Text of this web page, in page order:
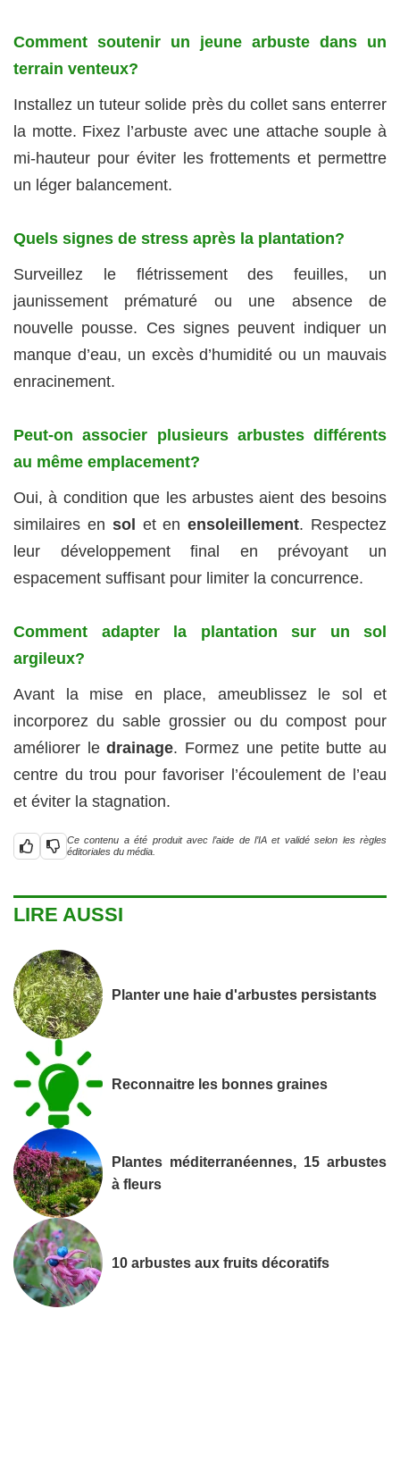
Comment soutenir un jeune arbuste dans un
terrain venteux?
Installez un tuteur solide près du collet sans enterrer
la motte. Fixez l’arbuste avec une attache souple à
mi-hauteur pour éviter les frottements et permettre
un léger balancement.
Quels signes de stress après la plantation?
Surveillez le flétrissement des feuilles, un
jaunissement prématuré ou une absence de
nouvelle pousse. Ces signes peuvent indiquer un
manque d’eau, un excès d’humidité ou un mauvais
enracinement.
Peut-on associer plusieurs arbustes différents
au même emplacement?
Oui, à condition que les arbustes aient des besoins
similaires en sol et enensoleillement. Respectez
leur développement final en prévoyant un
espacement suffisant pour limiter la concurrence.
Comment adapter la plantation sur un sol
argileux?
Avant la mise en place, ameublissez le sol et
incorporez du sable grossier ou du compost pour
améliorer ledrainage. Formez une petite butte au
centre du trou pour favoriser l’écoulement de l’eau
et éviter la stagnation.
Ce contenu a été produit avec l’aide de l’IA et validé selon les règles
éditoriales du média.
LIRE AUSSI
Planter une haie d'arbustes persistants
Reconnaitre les bonnes graines
Plantes méditerranéennes, 15 arbustes
à fleurs
10 arbustes aux fruits décoratifs